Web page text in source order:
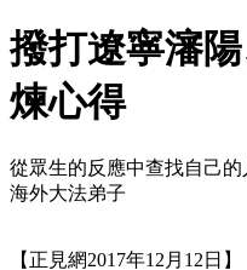
撥打遼寧瀋
煉心得
從眾生的反應中查找自己的
海外大法弟子
【正見網2017年12月12日】